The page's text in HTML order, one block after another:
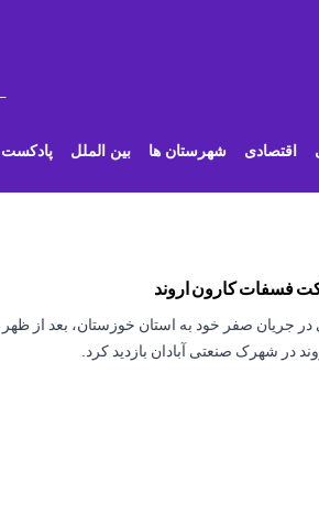
اقتصادی شهرستان ها بین الملل پادکست
فسفات کارون اروند
در جریان صفر خود به استان خوزستان، بعد از
در شهرک صنعتی آبادان بازدید کرد.